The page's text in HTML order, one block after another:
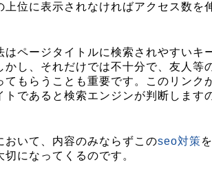
上位に表示されなければアクセス数を
はページタイトルに検索されやすいキ
かし、それだけでは不十分で、友人等
てもらうことも重要です。このリンク
トであると検索エンジンが判断します
おいて、内容のみならずこのseo対策
になってくるのです。